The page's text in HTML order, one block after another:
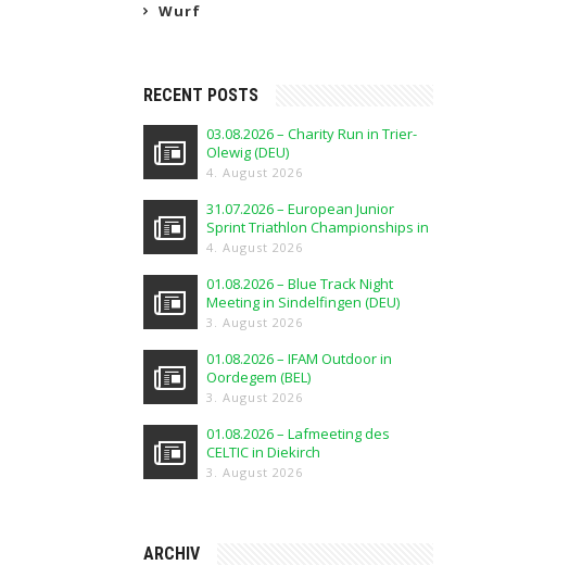
Wurf
RECENT POSTS
03.08.2026 – Charity Run in Trier-
Olewig (DEU)
4. August 2026
31.07.2026 – European Junior
Sprint Triathlon Championships in
Elblag (POL)
4. August 2026
01.08.2026 – Blue Track Night
Meeting in Sindelfingen (DEU)
3. August 2026
01.08.2026 – IFAM Outdoor in
Oordegem (BEL)
3. August 2026
01.08.2026 – Lafmeeting des
CELTIC in Diekirch
3. August 2026
ARCHIV